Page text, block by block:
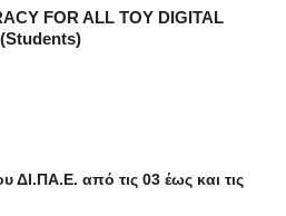
FOR ALL ΤΟΥ DIGITAL
ΔΙ.ΠΑ.Ε. από τις 03 έως και τις